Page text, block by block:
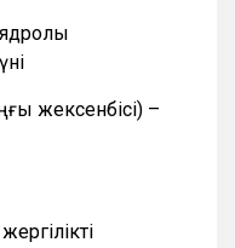
жексенбісі) –